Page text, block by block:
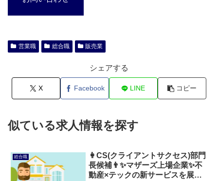
営業職 総合職 販売業
シェアする
X Facebook LINE コピー
似ている求人情報を探す
総合職
👩CS(クライアントサクセス)部門
長候補👨✨マザーズ上場企業✨不
動産×テックの新サービスを展開